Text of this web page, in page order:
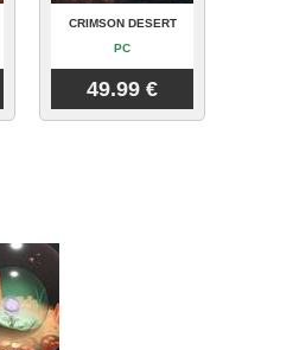
CRIMSON DESERT
PC
49.99 €